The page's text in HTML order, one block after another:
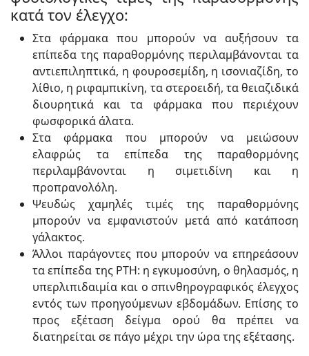
κατά τον έλεγχο:
Στα φάρμακα που μπορούν να αυξήσουν τα
επίπεδα της παραθορμόνης περιλαμβάνονται τα
αντιεπιληπτικά, η φουροσεμίδη, η ισονιαζίδη, το
λίθιο, η ριφαμπικίνη, τα στεροειδή, τα θειαζιδικά
διουρητικά και τα φάρμακα που περιέχουν
φωσφορικά άλατα.
Στα φάρμακα που μπορούν να μειώσουν
ελαφρώς τα επίπεδα της παραθορμόνης
περιλαμβάνονται η σιμετιδίνη και η
προπρανολόλη.
Ψευδώς χαμηλές τιμές της παραθορμόνης
μπορούν να εμφανιστούν μετά από κατάποση
γάλακτος.
Άλλοι παράγοντες που μπορούν να επηρεάσουν
τα επίπεδα της PTH: η εγκυμοσύνη, ο θηλασμός, η
υπερλιπιδαιμία και ο σπινθηρογραφικός έλεγχος
εντός των προηγούμενων εβδομάδων. Επίσης το
προς εξέταση δείγμα ορού θα πρέπει να
διατηρείται σε πάγο μέχρι την ώρα της εξέτασης.